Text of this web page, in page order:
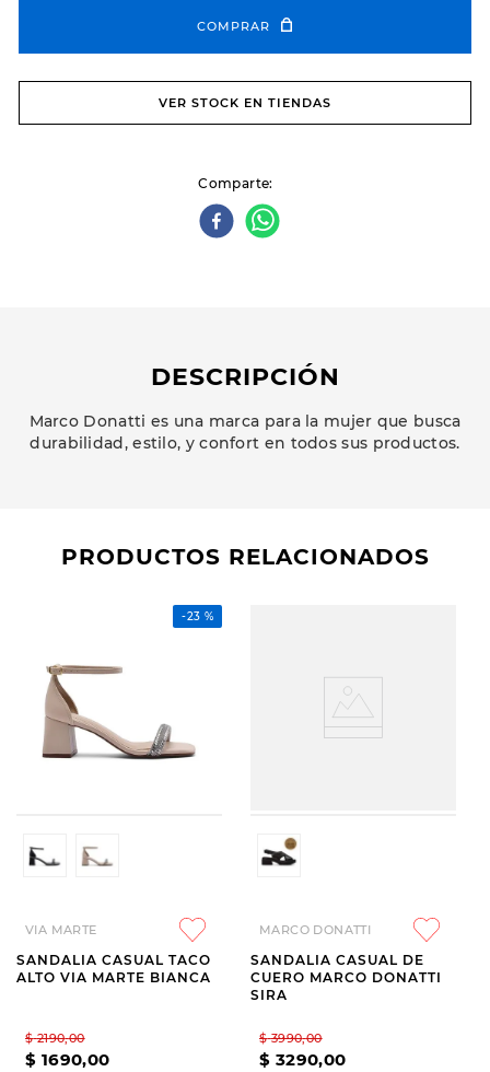
COMPRAR
VER STOCK EN TIENDAS
Comparte
DESCRIPCIÓN
Marco Donatti es una marca para la mujer que busca
durabilidad, estilo, y confort en todos sus productos.
PRODUCTOS RELACIONADOS
-23 %
VIA MARTE
SANDALIA CASUAL TACO
ALTO VIA MARTE BIANCA
$ 2190,00
$ 1690,00
MARCO DONATTI
SANDALIA CASUAL DE
CUERO MARCO DONATTI
SIRA
$ 3990,00
$ 3290,00